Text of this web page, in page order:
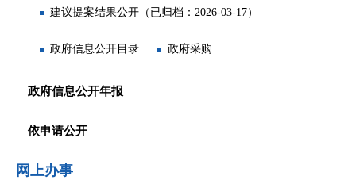
建议提案结果公开（已归档：2026-03-17）
政府信息公开目录 政府采购
政府信息公开年报
依申请公开
网上办事